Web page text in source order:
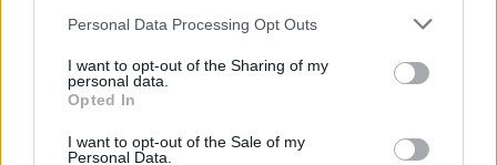
Please note that this website/app uses one or more Google
not limited to your visit or usage behaviour. You may click to
grant or deny consent to Google and its third-party tags to
use your data for below specified purposes in below Google
consent section.
Personal Data Processing Opt Outs
I want to opt-out of the Sharing of my
personal data.
Opted In
I want to opt-out of the Sale of my
Personal Data.
az is, hogy a jellegzetes japán humort nem igazán
tudom értékelni.)